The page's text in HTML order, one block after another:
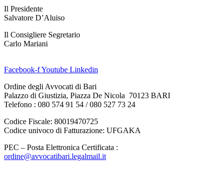
Il Presidente
Salvatore D’Aluiso
Il Consigliere Segretario
Carlo Mariani
Facebook-fYoutube Linkedin
Ordine degli Avvocati di Bari
Palazzo di Giustizia, Piazza De Nicola 70123 BARI
Telefono : 080 574 91 54 / 080 527 73 24
Codice Fiscale: 80019470725
Codice univoco di Fatturazione: UFGAKA
PEC – Posta Elettronica Certificata :
ordine@avvocatibari.legalmail.it